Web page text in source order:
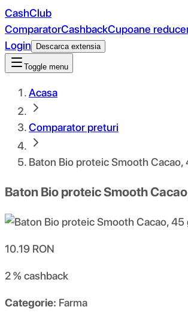
CashClub
ComparatorCashbackCupoane
Login
Descarca extensia
Toggle menu
Acasa
Comparator preturi
Baton Bio proteic Smooth Cacao,
Baton Bio proteic Smooth
10.19 RON
2 %cashback
Categorie: Farma